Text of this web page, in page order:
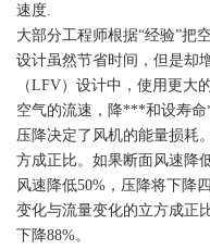
速度.
大部分工程师根据“经验”把
设计虽然节省时间，但是却
（LFV）设计中，使用更大
空气的流速，降***和设寿命
压降决定了风机的能量损耗
方成正比。如果断面风速降
风速降低50%，压降将下降
变化与流量变化的立方成正
下降88%。